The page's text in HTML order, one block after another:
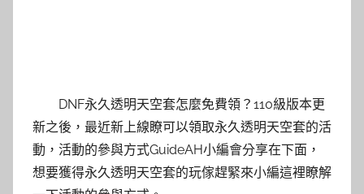
DNF永久透明天空套怎麼免費領？110級版本更
新之後，最近新上線瞭可以領取永久透明天空套的活
動，活動的參與方式GuideAH小編會分享在下面，
想要獲得永久透明天空套的玩傢趕緊來小編這裡瞭解